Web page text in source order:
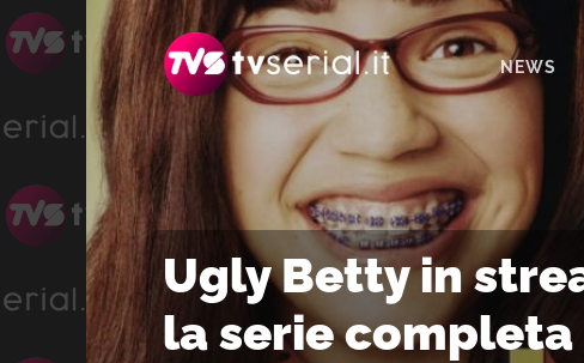
Passa
alla
navigazione
primaria
Passa
al
contenuto
principale
Passa
alla
barra
laterale
primaria
NEWS
Ugly Betty in
la serie completa